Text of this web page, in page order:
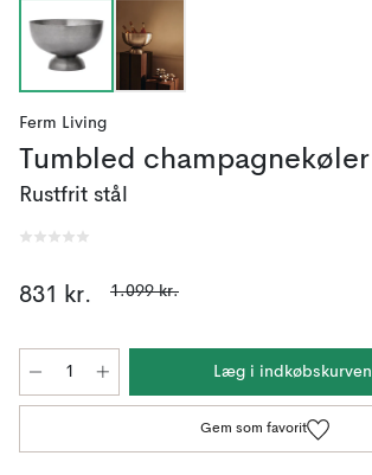
Ferm Living
Tumbled champagnekøler
Rustfrit stål
831 kr. 1.099 kr.
Læg i indkøbskurven
Gem som favorit